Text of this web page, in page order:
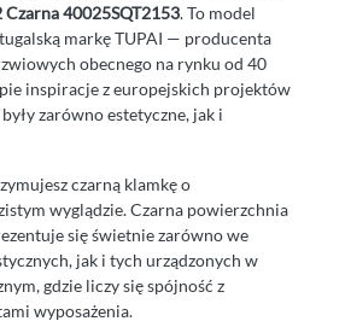
40025SQT2153. To model
markę TUPAI — producenta
obecnego na rynku od 40
inspiracje z europejskich projektów
zarówno estetyczne, jak i
czarną klamkę o
wyglądzie. Czarna powierzchnia
się świetnie zarówno we
jak i tych urządzonych w
gdzie liczy się spójność z
wyposażenia.